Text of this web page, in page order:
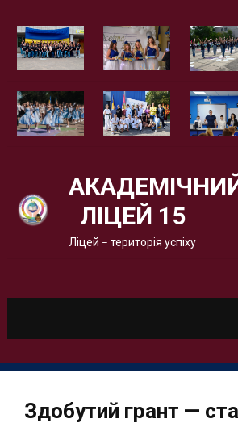
ЛІЦЕЙ 15
Ліцей – територія успіху
Здобутий грант —